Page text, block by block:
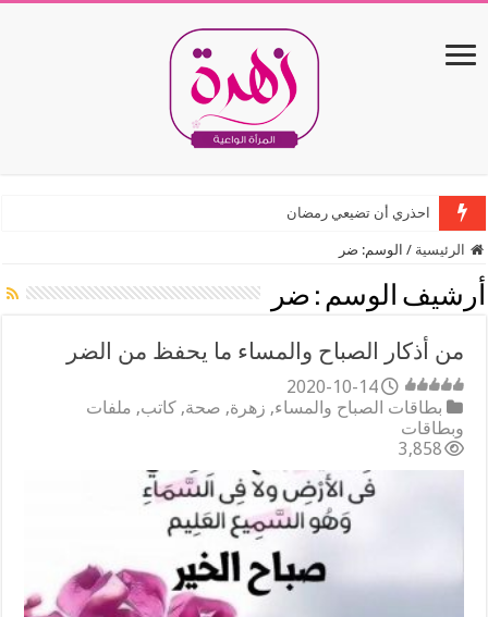
احذري أن تضيعي رمضان
الرئيسية / الوسم: ضر
أرشيف الوسم : ضر
من أذكار الصباح والمساء ما يحفظ من الضر
2020-10-14
بطاقات الصباح والمساء, زهرة, صحة, كاتب, ملفات
وبطاقات
3,858